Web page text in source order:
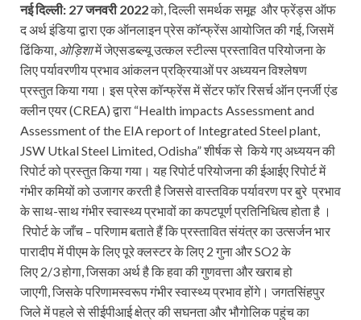
नई दिल्ली: 27 जनवरी 2022को, दिल्ली समर्थक समूह और फ्रेंड्स ऑफ
द अर्थ इंडिया द्वारा एक ऑनलाइन प्रेस कॉन्फ्रेंस आयोजित की गई, जिसमें
ढिंकिया, ओड़िशामें जेएसडब्ल्यू उत्कल स्टील्स प्रस्तावित परियोजना के
लिए पर्यावरणीय प्रभाव आंकलन प्रक्रियाओं पर अध्ययन विश्लेषण
प्रस्तुत किया गया। इस प्रेस कॉन्फ्रेंस में सेंटर फॉर रिसर्च ऑन एनर्जी एंड
क्लीन एयर (CREA) द्वारा “Health impacts Assessment and
Assessment of the EIA report of Integrated Steel plant,
JSW Utkal Steel Limited, Odisha” शीर्षक से किये गए अध्ययन की
रिपोर्ट को प्रस्तुत किया गया। यह रिपोर्ट परियोजना की ईआईए रिपोर्ट में
गंभीर कमियों को उजागर करती है जिससे वास्तविक पर्यावरण पर बुरे प्रभाव
के साथ-साथ गंभीर स्वास्थ्य प्रभावों का कपटपूर्ण प्रतिनिधित्व होता है ।
रिपोर्ट के जाँच – परिणाम बताते हैं कि प्रस्तावित संयंत्र का उत्सर्जन भार
पारादीप में पीएम के लिए पूरे क्लस्टर के लिए 2 गुना और SO2 के
लिए 2/3 होगा, जिसका अर्थ है कि हवा की गुणवत्ता और खराब हो
जाएगी, जिसके परिणामस्वरूप गंभीर स्वास्थ्य प्रभाव होंगे। जगतसिंहपुर
जिले में पहले से सीईपीआई क्षेत्र की सघनता और भौगोलिक पहुंच का